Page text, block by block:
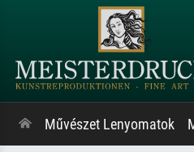
Művészet Lenyomatok